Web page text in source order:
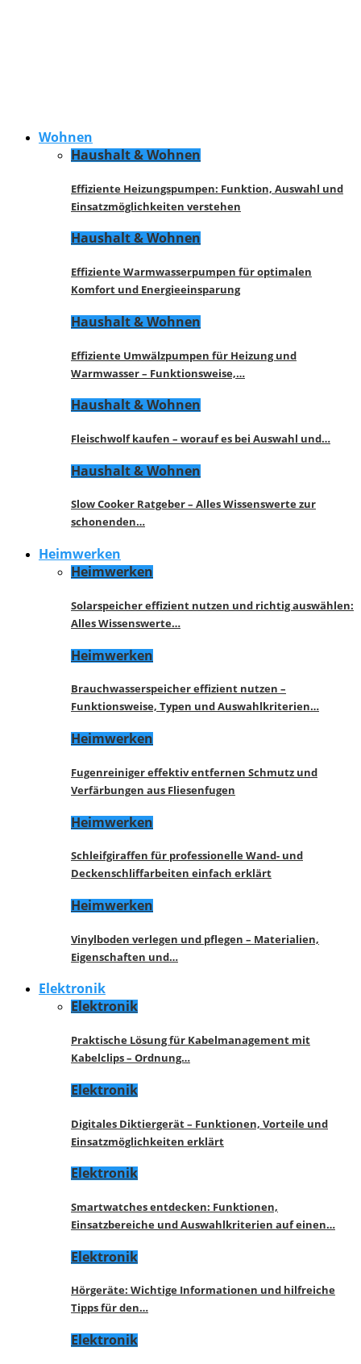
Wohnen
Haushalt & Wohnen
Effiziente Heizungspumpen: Funktion, Auswahl und
Einsatzmöglichkeiten verstehen
Haushalt & Wohnen
Effiziente Warmwasserpumpen für optimalen
Komfort und Energieeinsparung
Haushalt & Wohnen
Effiziente Umwälzpumpen für Heizung und
Warmwasser – Funktionsweise,…
Haushalt & Wohnen
Fleischwolf kaufen – worauf es bei Auswahl und…
Haushalt & Wohnen
Slow Cooker Ratgeber – Alles Wissenswerte zur
schonenden…
Heimwerken
Heimwerken
Solarspeicher effizient nutzen und richtig auswählen:
Alles Wissenswerte…
Heimwerken
Brauchwasserspeicher effizient nutzen –
Funktionsweise, Typen und Auswahlkriterien…
Heimwerken
Fugenreiniger effektiv entfernen Schmutz und
Verfärbungen aus Fliesenfugen
Heimwerken
Schleifgiraffen für professionelle Wand- und
Deckenschliffarbeiten einfach erklärt
Heimwerken
Vinylboden verlegen und pflegen – Materialien,
Eigenschaften und…
Elektronik
Elektronik
Praktische Lösung für Kabelmanagement mit
Kabelclips – Ordnung…
Elektronik
Digitales Diktiergerät – Funktionen, Vorteile und
Einsatzmöglichkeiten erklärt
Elektronik
Smartwatches entdecken: Funktionen,
Einsatzbereiche und Auswahlkriterien auf einen…
Elektronik
Hörgeräte: Wichtige Informationen und hilfreiche
Tipps für den…
Elektronik